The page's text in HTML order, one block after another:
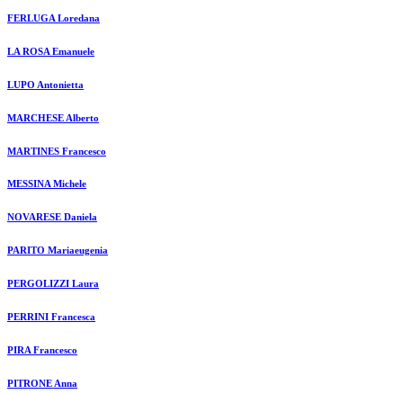
FERLUGA Loredana
LA ROSA Emanuele
LUPO Antonietta
MARCHESE Alberto
MARTINES Francesco
MESSINA Michele
NOVARESE Daniela
PARITO Mariaeugenia
PERGOLIZZI Laura
PERRINI Francesca
PIRA Francesco
PITRONE Anna